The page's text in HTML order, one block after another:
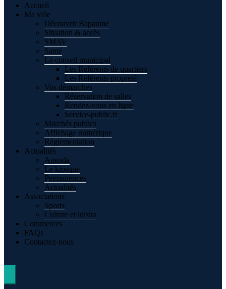
Accueil
Ma ville
Découvrir Bapaume
Situation & accès
SMAV
Santé
Le conseil municipal
Les Référents de quartiers
Les Référents propreté
Vos démarches
Réservation de salles
Rendez-vous en ligne
Service-public.fr
Marchés publics
Affichage numérique
Règlementation
Actualités
Agenda
Le kiosque
Permanences
Actualités
Associations
Sports
Culture et loisirs
Commerces
FAQs
Contactez-nous